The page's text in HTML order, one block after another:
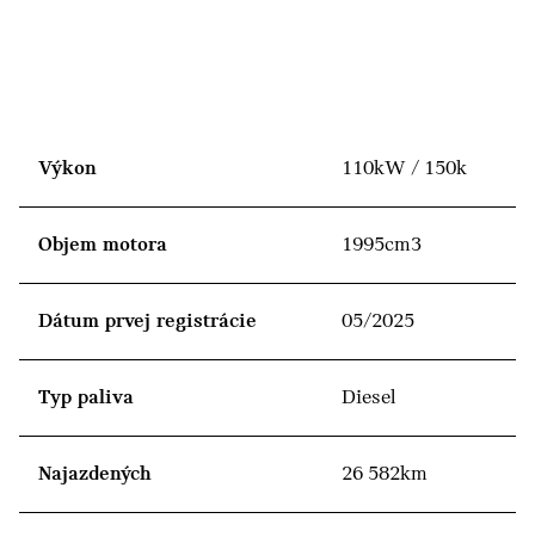
Výkon 110kW / 150k
Objem motora 1995cm3
Dátum prvej registrácie 05/2025
Typ paliva Diesel
Najazdených 26 582km